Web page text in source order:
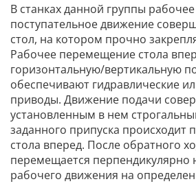
В станках данной группы
поступательное движение
стол, на котором прочно
Рабочее перемещение стола
горизонтальную/вертикальную
обеспечивают гидравлические
приводы. Движение подачи
установленным в нем
заданного припуска происходит
стола вперед. После обратного
перемещается перпендикулярно
рабочего движения на